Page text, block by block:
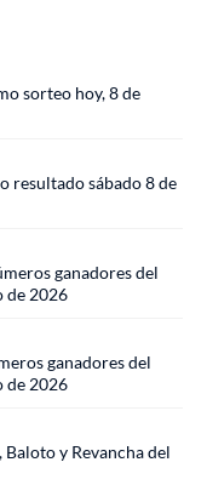
sorteo hoy, 8 de
resultado sábado 8 de
ganadores del
de 2026
ganadores del
de 2026
Baloto y Revancha del